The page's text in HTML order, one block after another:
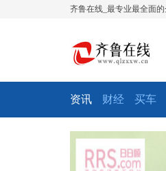
齐鲁在线_最专业最全面
资讯 财经 买车